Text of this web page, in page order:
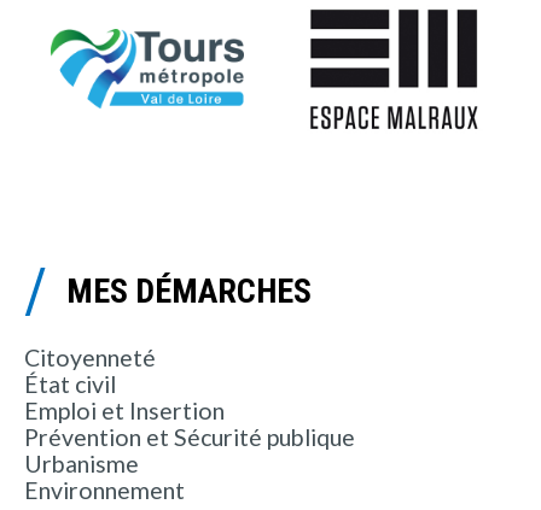
MES DÉMARCHES
Citoyenneté
État civil
Emploi et Insertion
Prévention et Sécurité publique
Urbanisme
Environnement